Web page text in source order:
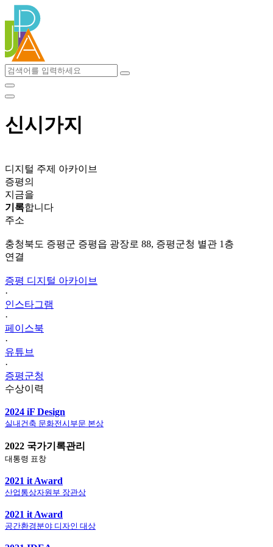
텐
로
건
너
뛰
기
신시가지
디지털 주제 아카이브
증평의
지금을
기록합니다
주소
충청북도 증평군 증평읍 광장로 88, 증평군청 별관 1층
연결
증평 디지털 아카이브
·
인스타그램
·
페이스북
·
유튜브
·
증평군청
수상이력
2024 iF Design
실내건축 문화전시부문 본상
2022 국가기록관리
대통령 표창
2021 it Award
산업통상자원부 장관상
2021 it Award
공간환경분야 디자인 대상